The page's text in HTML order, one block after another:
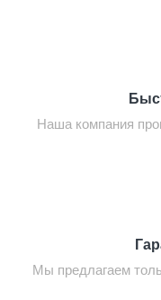
Наша компания
Мы предлагаем